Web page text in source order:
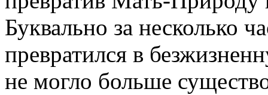
Буквально за несколько
превратился в
не могло больше